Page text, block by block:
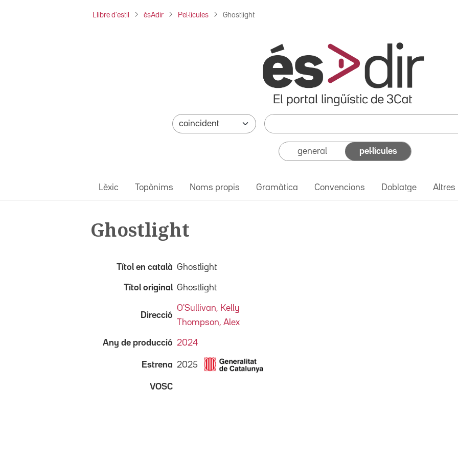
Llibre d'estil ésAdir Pel·lícules Ghostlight
general pel·lícules
Lèxic Topònims Noms propis Gramàtica Convencions Doblatge Altres
Ghostlight
Títol en català Ghostlight
Títol original Ghostlight
Direcció
O'Sullivan, Kelly
Thompson, Alex
Any de producció 2024
Estrena 2025
VOSC